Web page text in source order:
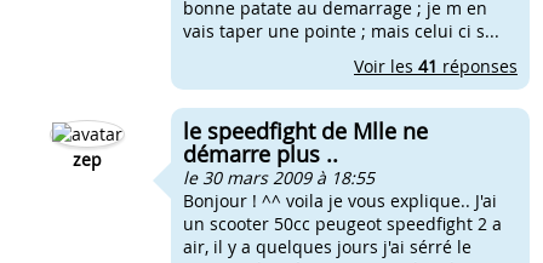
bonne patate au demarrage ; je m en
vais taper une pointe ; mais celui ci s...
Voir les 41 réponses
zep
le speedfight de Mlle ne
démarre plus ..
le 30 mars 2009 à 18:55
Bonjour ! ^^ voila je vous explique.. J'ai
un scooter 50cc peugeot speedfight 2 a
air, il y a quelques jours j'ai sérré le